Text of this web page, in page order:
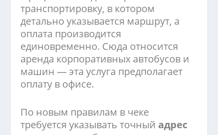
транспортировку, в котором
детально указывается маршрут, а
оплата производится
единовременно. Сюда относится
аренда корпоративных автобусов и
машин — эта услуга предполагает
оплату в офисе.
По новым правилам в чеке
требуется указывать точный адрес